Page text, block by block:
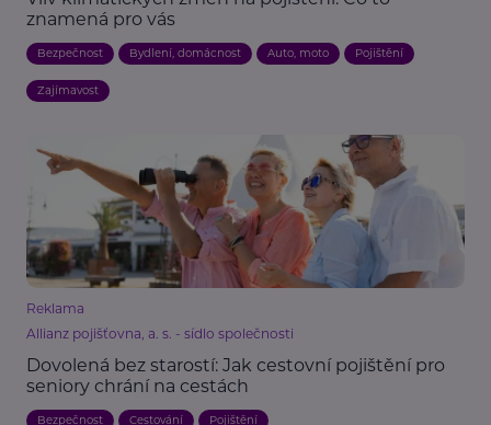
znamená pro vás
Bezpečnost Bydlení, domácnost Auto, moto Pojištění
Zajímavost
Reklama
Allianz pojišťovna, a. s. - sídlo společnosti
Dovolená bez starostí: Jak cestovní pojištění pro
seniory chrání na cestách
Bezpečnost Cestování Pojištění